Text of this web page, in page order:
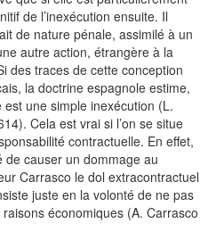
de l’inexécution ensuite. Il
de nature pénale, assimilé à un
autre action, étrangère à la
des traces de cette conception
la doctrine espagnole estime,
est une simple inexécution (L.
Cela est vrai si l’on se situe
contractuelle. En effet,
de causer un dommage au
Carrasco le dol extracontractuel
juste en la volonté de ne pas
économiques (A. Carrasco